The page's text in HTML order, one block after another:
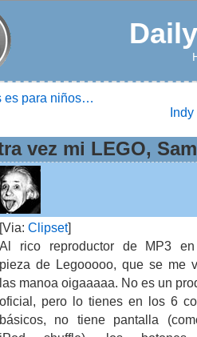
es para niños…
vez mi LEGO, Sam
[Via: Clipset]
Al rico reproductor de MP3
pieza de Legooooo, que se me
las manoa oigaaaaa. No es un
oficial, pero lo tienes en los 6
básicos, no tiene pantalla